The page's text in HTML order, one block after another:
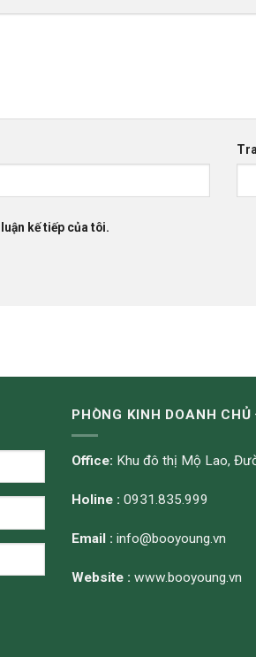
kế tiếp của tôi.
PHÒNG KINH DOANH
Office: Khu đô thị Mộ Lao,
Holine : 0931.835.999
Email : info@booyoung.vn
Website : www.booyoung.vn